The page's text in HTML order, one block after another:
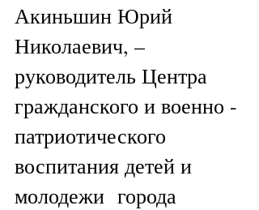
Акиньшин Юрий
Николаевич, –
руководитель Центра
гражданского и военно -
патриотического
воспитания детей и
молодежи  города